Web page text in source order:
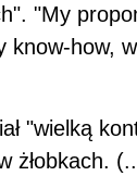
"My
know-how,
"wielką
żłobkach.